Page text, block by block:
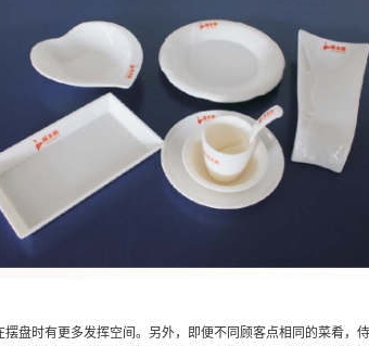
盘时有更多发挥空间。另外，即便不同顾客点相同的菜肴，